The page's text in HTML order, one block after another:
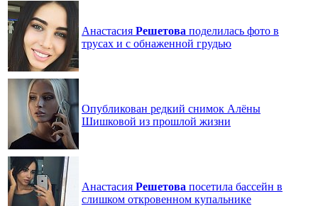
Анастасия Решетова поделилась фото в
трусах и с обнаженной грудью
Опубликован редкий снимок Алёны
Шишковой из прошлой жизни
Анастасия Решетова посетила бассейн в
слишком откровенном купальнике